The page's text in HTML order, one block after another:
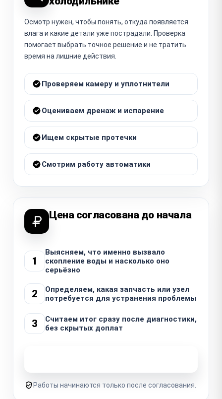
Осмотр нужен, чтобы понять, откуда появляется
влага и какие детали уже пострадали. Проверка
помогает выбрать точное решение и не тратить
время на лишние действия.
Проверяем камеру и уплотнители
Оцениваем дренаж и испарение
Ищем скрытые протечки
Смотрим работу автоматики
Цена согласована до начала
1
Выясняем, что именно вызвало
скопление воды и насколько оно
серьёзно
2
Определяем, какая запчасть или узел
потребуется для устранения проблемы
3
Считаем итог сразу после диагностики,
без скрытых доплат
Работы начинаются только после согласования.